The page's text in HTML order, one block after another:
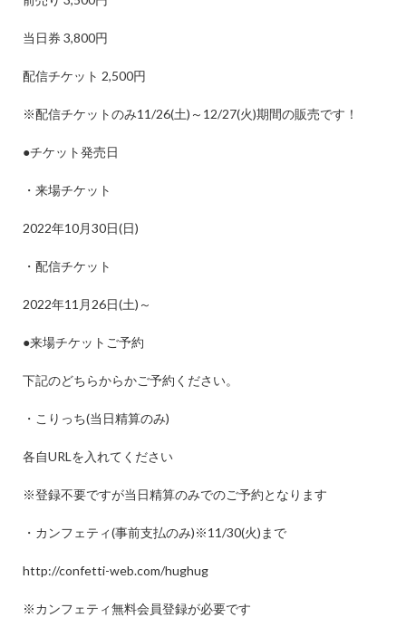
当日券 3,800円
配信チケット 2,500円
※配信チケットのみ11/26(土) ～ 12/27(火)期間の販売です！
●チケット発売日
・来場チケット
2022年10月30日(日)
・配信チケット
2022年11 月 26日(土) ～
●来場チケットご予約
下記のどちらからかご予約ください。
・こりっち(当日精算のみ)
各自URL を入れてください
※登録不要ですが当日精算のみでのご予約となります
・カンフェティ(事前支払のみ)※11/30(火) まで
http://confetti-web.com/hughug
※カンフェティ無料会員登録が必要です